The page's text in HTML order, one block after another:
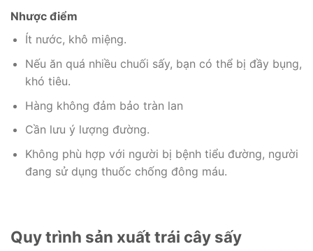
Nhược điểm
Ít nước, khô miệng.
Nếu ăn quá nhiều chuối sấy, bạn có thể bị đầy bụng,
khó tiêu.
Hàng không đảm bảo tràn lan
Cần lưu ý lượng đường.
Không phù hợp với người bị bệnh tiểu đường, người
đang sử dụng thuốc chống đông máu.
Quy trình sản xuất trái cây sấy